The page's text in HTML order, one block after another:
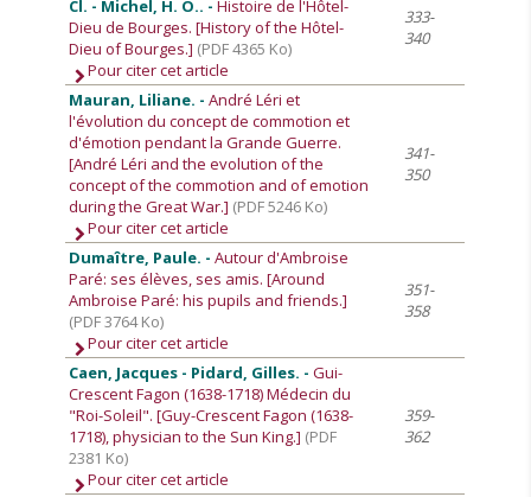
Cl. - Michel, H. O.. -Histoire de l'Hôtel-
Dieu de Bourges. [History of the Hôtel-
Dieu of Bourges.] (PDF 4365 Ko)
Pour citer cet article
333-
340
Mauran, Liliane. -André Léri et
l'évolution du concept de commotion et
d'émotion pendant la Grande Guerre.
[André Léri and the evolution of the
concept of the commotion and of emotion
during the Great War.] (PDF 5246 Ko)
Pour citer cet article
341-
350
Dumaître, Paule. -Autour d'Ambroise
Paré: ses élèves, ses amis. [Around
Ambroise Paré: his pupils and friends.]
(PDF 3764 Ko)
Pour citer cet article
351-
358
Caen, Jacques - Pidard, Gilles. -Gui-
Crescent Fagon (1638-1718) Médecin du
"Roi-Soleil". [Guy-Crescent Fagon (1638-
1718), physician to the Sun King.] (PDF
2381 Ko)
Pour citer cet article
359-
362